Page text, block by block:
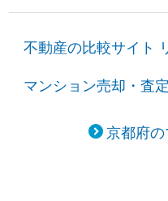
不動産の比較サイト
マンション売却・査定
京都府